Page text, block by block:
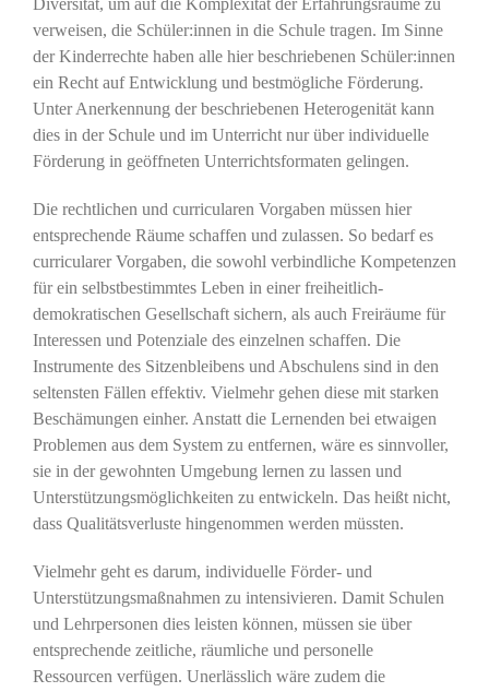
Diversität, um auf die Komplexität der Erfahrungsräume zu
verweisen, die Schüler:innen in die Schule tragen. Im Sinne
der Kinderrechte haben alle hier beschriebenen Schüler:innen
ein Recht auf Entwicklung und bestmögliche Förderung.
Unter Anerkennung der beschriebenen Heterogenität kann
dies in der Schule und im Unterricht nur über individuelle
Förderung in geöffneten Unterrichtsformaten gelingen.
Die rechtlichen und curricularen Vorgaben müssen hier
entsprechende Räume schaffen und zulassen. So bedarf es
curricularer Vorgaben, die sowohl verbindliche Kompetenzen
für ein selbstbestimmtes Leben in einer freiheitlich-
demokratischen Gesellschaft sichern, als auch Freiräume für
Interessen und Potenziale des einzelnen schaffen. Die
Instrumente des Sitzenbleibens und Abschulens sind in den
seltensten Fällen effektiv. Vielmehr gehen diese mit starken
Beschämungen einher. Anstatt die Lernenden bei etwaigen
Problemen aus dem System zu entfernen, wäre es sinnvoller,
sie in der gewohnten Umgebung lernen zu lassen und
Unterstützungsmöglichkeiten zu entwickeln. Das heißt nicht,
dass Qualitätsverluste hingenommen werden müssten.
Vielmehr geht es darum, individuelle Förder- und
Unterstützungsmaßnahmen zu intensivieren. Damit Schulen
und Lehrpersonen dies leisten können, müssen sie über
entsprechende zeitliche, räumliche und personelle
Ressourcen verfügen. Unerlässlich wäre zudem die